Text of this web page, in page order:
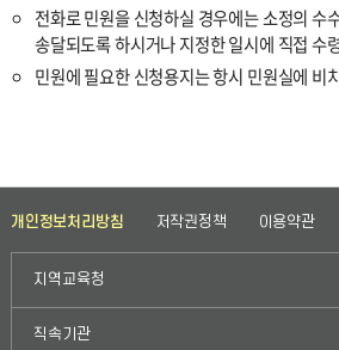
전화로 민원을 신청하실 경우에는 소정의 수
송달되도록 하시거나 지정한 일시에 직접 수
민원에 필요한 신청용지는 항시 민원실에 비
개인정보처리방침 저작권정책 이용약관
지역교육청
직속기관